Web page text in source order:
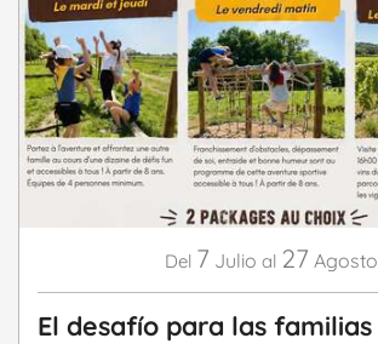
Del 7 Julio al 27 Agosto
El desafío para las familias